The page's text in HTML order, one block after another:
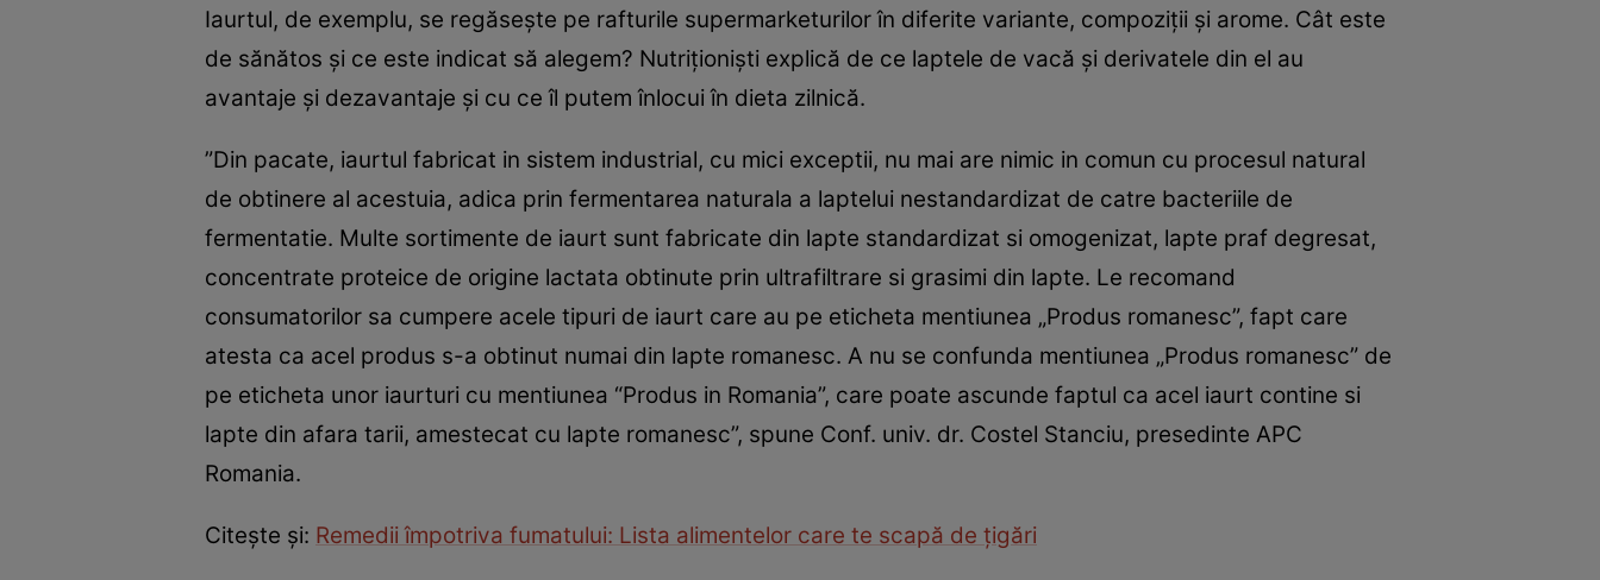
Iaurtul, de exemplu, se regăseşte pe rafturile supermarketurilor în diferite variante, compoziţii şi arome. Cât este
de sănătos şi ce este indicat să alegem? Nutriţionişti explică de ce laptele de vacă şi derivatele din el au
avantaje şi dezavantaje şi cu ce îl putem înlocui în dieta zilnică.
”Din pacate, iaurtul fabricat in sistem industrial, cu mici exceptii, nu mai are nimic in comun cu procesul natural
de obtinere al acestuia, adica prin fermentarea naturala a laptelui nestandardizat de catre bacteriile de
fermentatie. Multe sortimente de iaurt sunt fabricate din lapte standardizat si omogenizat, lapte praf degresat,
concentrate proteice de origine lactata obtinute prin ultrafiltrare si grasimi din lapte. Le recomand
consumatorilor sa cumpere acele tipuri de iaurt care au pe eticheta mentiunea „Produs romanesc”, fapt care
atesta ca acel produs s-a obtinut numai din lapte romanesc. A nu se confunda mentiunea „Produs romanesc” de
pe eticheta unor iaurturi cu mentiunea “Produs in Romania”, care poate ascunde faptul ca acel iaurt contine si
lapte din afara tarii, amestecat cu lapte romanesc”, spune Conf. univ. dr. Costel Stanciu, presedinte APC
Romania.
Citeşte şi: Remedii împotriva fumatului: Lista alimentelor care te scapă de ţigări